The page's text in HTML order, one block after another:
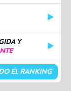
Y
EL RANKING